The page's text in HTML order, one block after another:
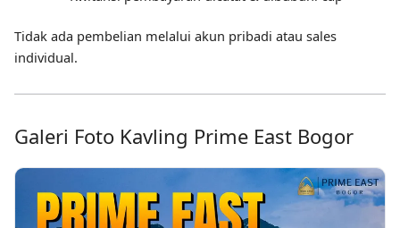
Tidak ada pembelian melalui akun pribadi atau sales
individual.
Galeri Foto Kavling Prime East Bogor